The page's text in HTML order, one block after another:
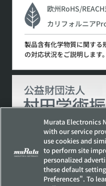
欧州RoHS/
カリフォルニア
製品含有化学物質に関する
の対応状況をご説明します。
サイトポリシー
ソーシャ
個人情報保護方針
お客様の個人情報の取り扱い
Murata Electronics
with our service
use cookies and
to perform site
personalized
these default
Preferences". To